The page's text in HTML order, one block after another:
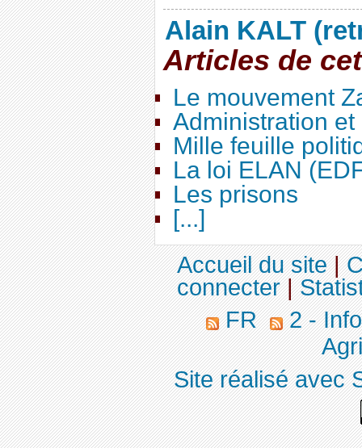
Alain KALT
Articles de
Le mouvement
Administration
Mille feuille
La loi ELAN
Les prisons
[...]
Accueil du site|
connecter|
FR
2 -
Site réalisé avec